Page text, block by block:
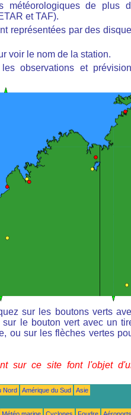
météorologiques de plus
et TAF).
représentées par des
voir le nom de la station.
observations et
sur les boutons verts
le bouton vert avec un
ou sur les flèches vertes
sur ce site font l'objet
Nord Amérique du Sud
Asie